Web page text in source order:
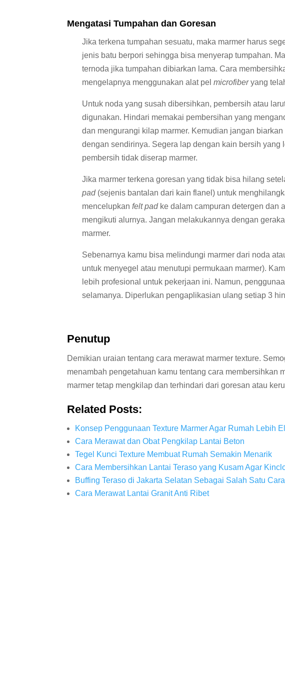
Mengatasi Tumpahan dan Goresan
Jika terkena tumpahan sesuatu, maka marmer harus
jenis batu berpori sehingga bisa menyerap tumpahan.
ternoda jika tumpahan dibiarkan lama. Cara
mengelapnya menggunakan alat pelmicrofiberyang
Untuk noda yang susah dibersihkan, pembersih atau
digunakan. Hindari memakai pembersihan yang
dan mengurangi kilap marmer. Kemudian jangan
dengan sendirinya. Segera lap dengan kain bersih yang
pembersih tidak diserap marmer.
Jika marmer terkena goresan yang tidak bisa hilang
pad(sejenis bantalan dari kain flanel) untuk
mencelupkanfelt padke dalam campuran detergen dan
mengikuti alurnya. Jangan melakukannya dengan
marmer.
Sebenarnya kamu bisa melindungi marmer dari noda
untuk menyegel atau menutupi permukaan marmer).
lebih profesional untuk pekerjaan ini. Namun,
selamanya. Diperlukan pengaplikasian ulang setiap 3
Penutup
Demikian uraian tentang cara merawat marmer texture.
menambah pengetahuan kamu tentang cara membersihkan
marmer tetap mengkilap dan terhindari dari goresan atau
Related Posts:
Konsep Penggunaan Texture Marmer Agar Rumah Lebih
Cara Merawat dan Obat Pengkilap Lantai Beton
Tegel Kunci Texture Membuat Rumah Semakin Menarik
Cara Membersihkan Lantai Teraso yang Kusam Agar
Buffing Teraso di Jakarta Selatan Sebagai Salah Satu
Cara Merawat Lantai Granit Anti Ribet